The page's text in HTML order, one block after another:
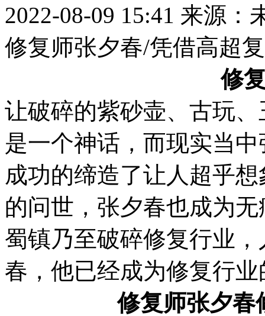
2022-08-09 15:41 来源：
修复师张夕春/凭借高超
修
让破碎的紫砂壶、古玩
是一个神话，而现实当
成功的缔造了让人超乎
的问世，张夕春也成为
蜀镇乃至破碎修复行业
春，他已经成为修复行
修复师张夕春